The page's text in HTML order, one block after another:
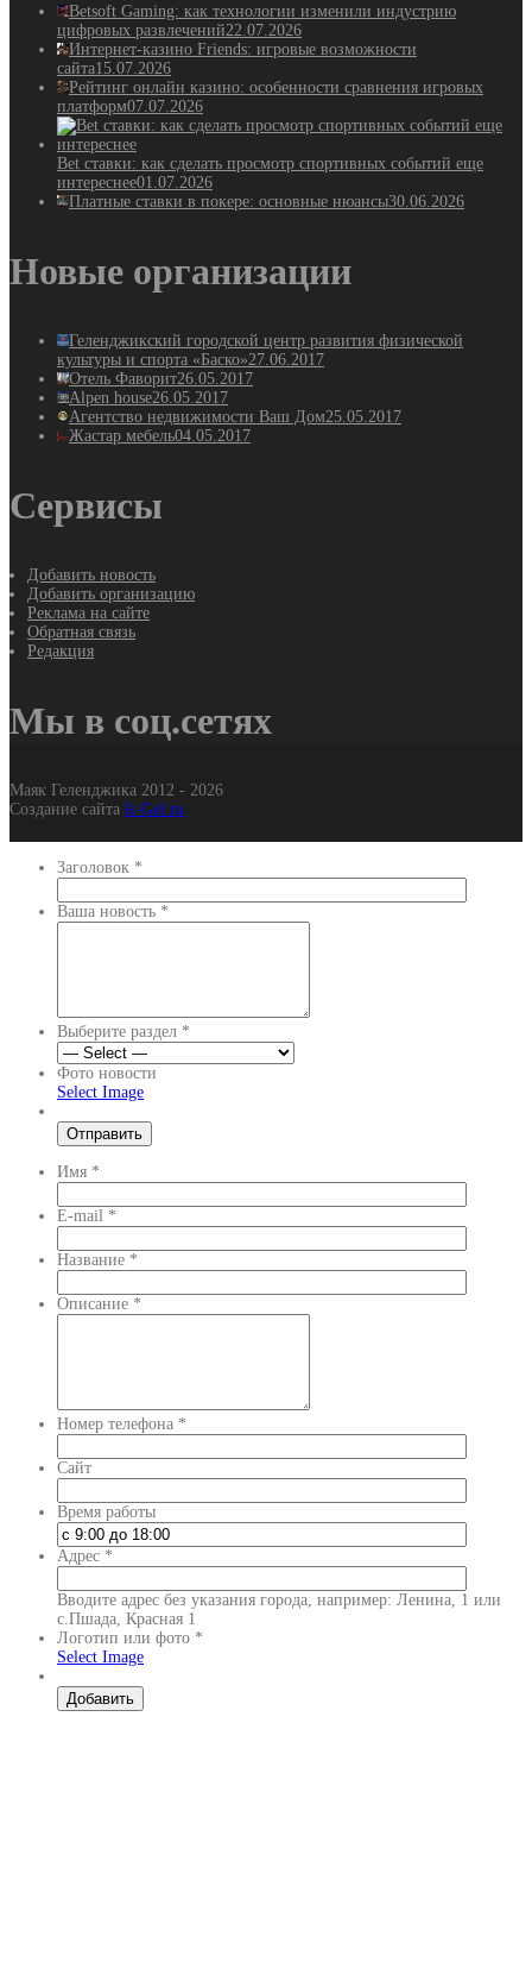
Betsoft Gaming: как технологии изменили индустрию
цифровых развлечений22.07.2026
Интернет-казино Friends: игровые возможности
сайта15.07.2026
Рейтинг онлайн казино: особенности сравнения игровых
платформ07.07.2026
Bet ставки: как сделать просмотр спортивных событий еще
интереснее01.07.2026
Платные ставки в покере: основные нюансы30.06.2026
Новые организации
Геленджикский городской центр развития физической
культуры и спорта «Баско»27.06.2017
Отель Фаворит26.05.2017
Alpen house26.05.2017
Агентство недвижимости Ваш Дом25.05.2017
Жастар мебель04.05.2017
Сервисы
Добавить новость
Добавить организацию
Реклама на сайте
Обратная связь
Редакция
Мы в соц.сетях
Маяк Геленджика 2012 - 2026
Создание сайта It-Gel.ru
Заголовок *
Ваша новость *
Выберите раздел *
Фото новости
Select Image
Имя *
E-mail *
Название *
Описание *
Номер телефона *
Сайт
Время работы
Адрес *
Вводите адрес без указания города, например: Ленина, 1 или
с.Пшада, Красная 1
Логотип или фото *
Select Image